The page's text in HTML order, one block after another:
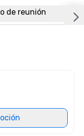
de reunión